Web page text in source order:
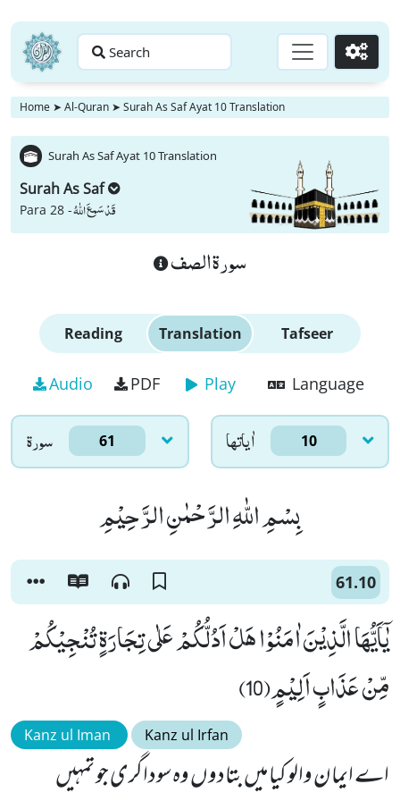
Search Go
Home ➤ Al-Quran ➤ Surah As Saf Ayat 10 Translation
Surah As Saf Ayat 10 Translation
Surah As Saf
Para 28 -قَدْ سَمِعَ اللّٰهُ
سورة الصف
Reading Translation Tafseer
Audio PDF Play Language
سورۃ 61 اٰياتها 10
بِسْمِ اللّٰهِ الرَّحْمٰنِ الرَّحِیْمِ
61.10
یٰۤاَیُّهَا الَّذِیْنَ اٰمَنُوْا هَلْ اَدُلُّكُمْ عَلٰى تِجَارَةٍ تُنْجِیْكُمْ
مِّنْ عَذَابٍ اَلِیْمٍ(10)
Kanz ul Iman Kanz ul Irfan
اے ایمان والو کیا میں بتادوں وہ سوداگری جو تمہیں